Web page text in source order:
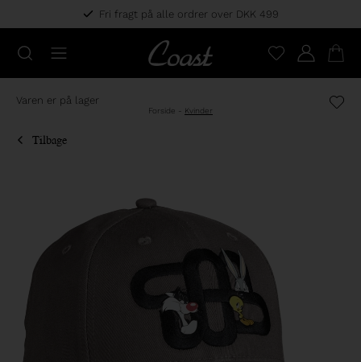
Fri fragt på alle ordrer over DKK 499
Varen er på lager
Forside - Kvinder
Tilbage